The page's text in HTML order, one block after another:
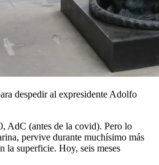
despedir al expresidente Adolfo
AdC (antes de la covid). Pero lo
pervive durante muchísimo más
la superficie. Hoy, seis meses